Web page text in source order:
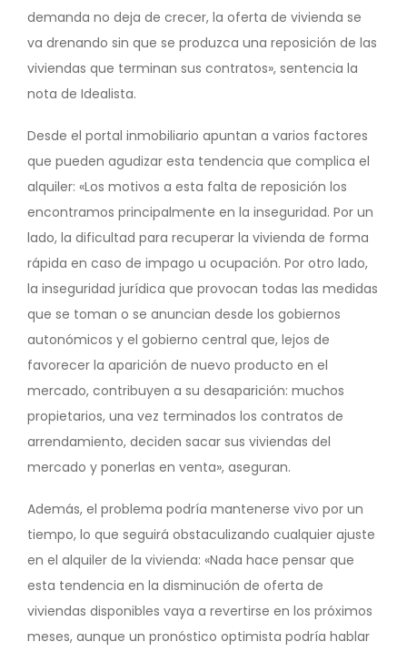
demanda no deja de crecer, la oferta de vivienda se
va drenando sin que se produzca una reposición de las
viviendas que terminan sus contratos», sentencia la
nota de Idealista.
Desde el portal inmobiliario apuntan a varios factores
que pueden agudizar esta tendencia que complica el
alquiler: «Los motivos a esta falta de reposición los
encontramos principalmente en la inseguridad. Por un
lado, la dificultad para recuperar la vivienda de forma
rápida en caso de impago u ocupación. Por otro lado,
la inseguridad jurídica que provocan todas las medidas
que se toman o se anuncian desde los gobiernos
autonómicos y el gobierno central que, lejos de
favorecer la aparición de nuevo producto en el
mercado, contribuyen a su desaparición: muchos
propietarios, una vez terminados los contratos de
arrendamiento, deciden sacar sus viviendas del
mercado y ponerlas en venta», aseguran.
Además, el problema podría mantenerse vivo por un
tiempo, lo que seguirá obstaculizando cualquier ajuste
en el alquiler de la vivienda: «Nada hace pensar que
esta tendencia en la disminución de oferta de
viviendas disponibles vaya a revertirse en los próximos
meses, aunque un pronóstico optimista podría hablar